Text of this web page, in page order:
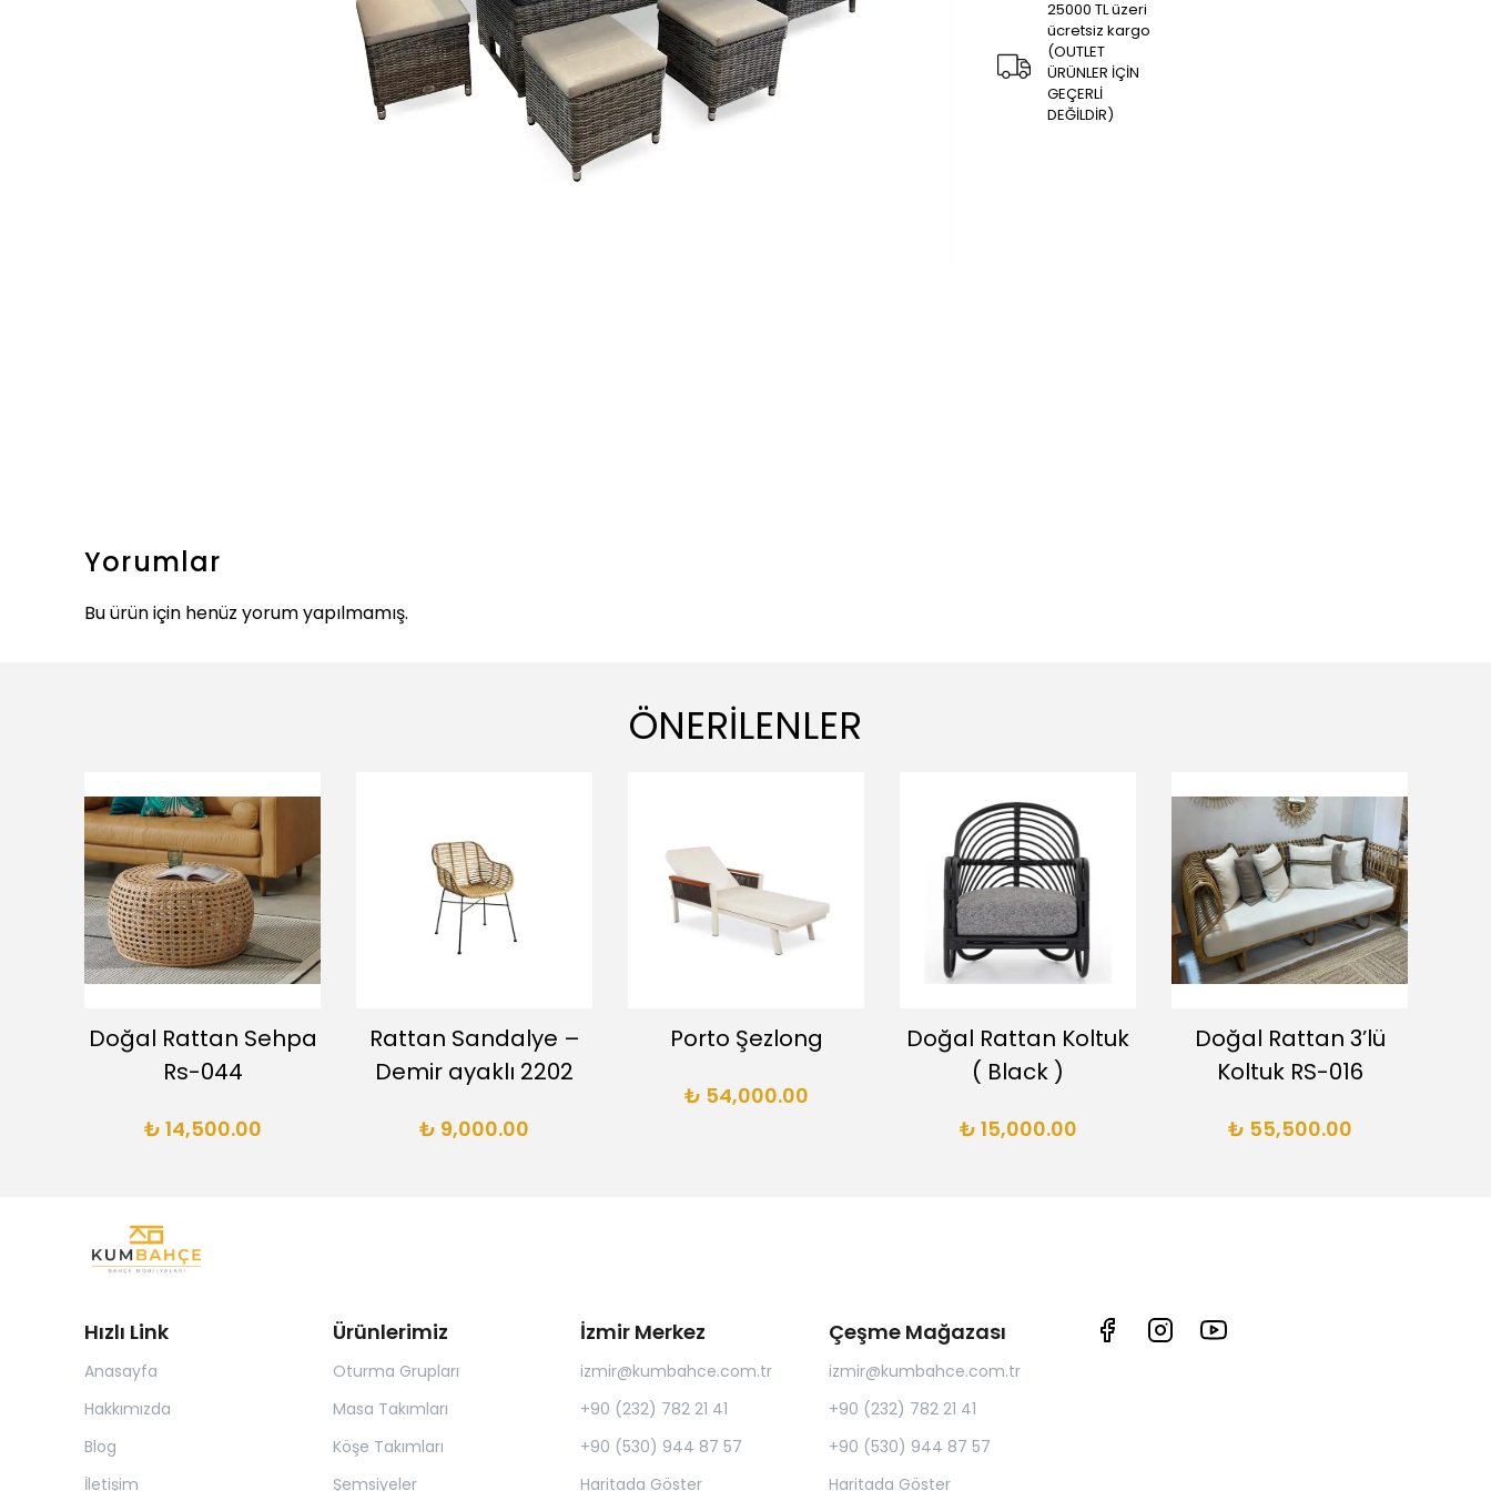
25000 TL üzeri
ücretsiz kargo
(OUTLET
ÜRÜNLER İÇİN
GEÇERLİ
DEĞİLDİR)
Yorumlar
Bu ürün için henüz yorum yapılmamış.
ÖNERİLENLER
Doğal Rattan Sehpa
Rs-044
₺ 14,500.00
Rattan Sandalye –
Demir ayaklı 2202
₺ 9,000.00
Porto Şezlong
₺ 54,000.00
Doğal Rattan Koltuk
( Black )
₺ 15,000.00
Doğal Rattan 3’lü
Koltuk RS-016
₺ 55,500.00
Hızlı Link
Anasayfa
Hakkımızda
Blog
İletişim
Ürünlerimiz
Oturma Grupları
Masa Takımları
Köşe Takımları
Şemsiyeler
İzmir Merkez
izmir@kumbahce.com.tr
+90 (232) 782 21 41
+90 (530) 944 87 57
Haritada Göster
Çeşme Mağazası
izmir@kumbahce.com.tr
+90 (232) 782 21 41
+90 (530) 944 87 57
Haritada Göster